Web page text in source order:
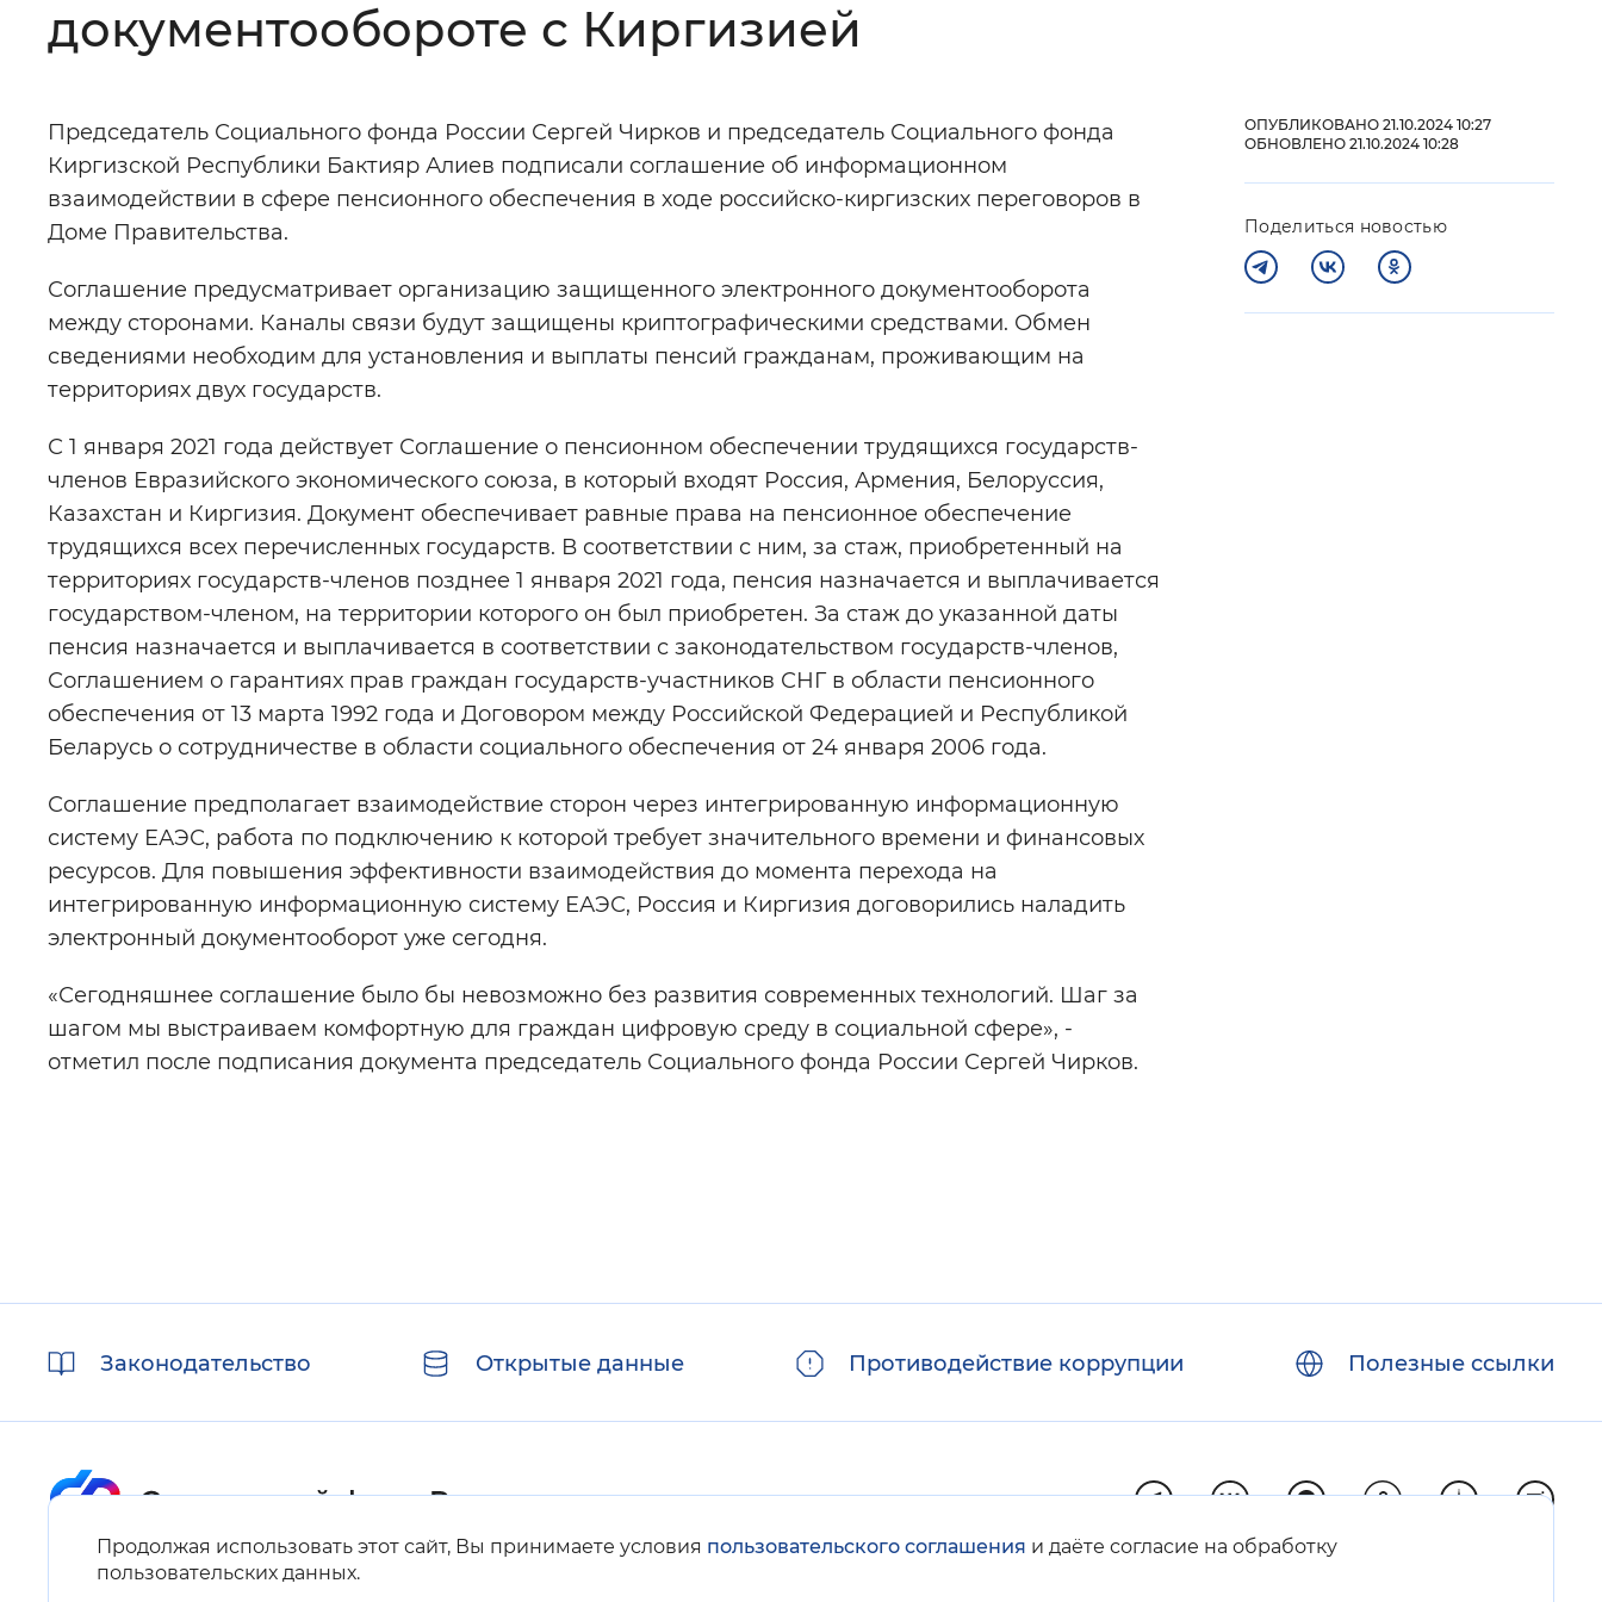
Цвет сайта: Монохромный Инверсивный монохромный
Изображения: Включены Выключены
Звуковой ассистент
Вернуть стандартные настройки
документообороте с Киргизией
Председатель Социального фонда России Сергей Чирков и председатель Социального фонда
Киргизской Республики Бактияр Алиев подписали соглашение об информационном
взаимодействии в сфере пенсионного обеспечения в ходе российско-киргизских переговоров в
Доме Правительства.
Соглашение предусматривает организацию защищенного электронного документооборота
между сторонами. Каналы связи будут защищены криптографическими средствами. Обмен
сведениями необходим для установления и выплаты пенсий гражданам, проживающим на
территориях двух государств.
С 1 января 2021 года действует Соглашение о пенсионном обеспечении трудящихся государств-
членов Евразийского экономического союза, в который входят Россия, Армения, Белоруссия,
Казахстан и Киргизия. Документ обеспечивает равные права на пенсионное обеспечение
трудящихся всех перечисленных государств. В соответствии с ним, за стаж, приобретенный на
территориях государств-членов позднее 1 января 2021 года, пенсия назначается и выплачивается
государством-членом, на территории которого он был приобретен. За стаж до указанной даты
пенсия назначается и выплачивается в соответствии с законодательством государств-членов,
Соглашением о гарантиях прав граждан государств-участников СНГ в области пенсионного
обеспечения от 13 марта 1992 года и Договором между Российской Федерацией и Республикой
Беларусь о сотрудничестве в области социального обеспечения от 24 января 2006 года.
Соглашение предполагает взаимодействие сторон через интегрированную информационную
систему ЕАЭС, работа по подключению к которой требует значительного времени и финансовых
ресурсов. Для повышения эффективности взаимодействия до момента перехода на
интегрированную информационную систему ЕАЭС, Россия и Киргизия договорились наладить
электронный документооборот уже сегодня.
«Сегодняшнее соглашение было бы невозможно без развития современных технологий. Шаг за
шагом мы выстраиваем комфортную для граждан цифровую среду в социальной сфере», -
отметил после подписания документа председатель Социального фонда России Сергей Чирков.
ОПУБЛИКОВАНО 21.10.2024 10:27
ОБНОВЛЕНО 21.10.2024 10:28
Поделиться новостью
Продолжая использовать этот сайт, Вы принимаете условия пользовательского соглашения и даёте согласие на обработку
пользовательских данных.
ссылкиЗаконодательство Открытые данные Противодействие коррупции Полезные ссылки
Карта сайта